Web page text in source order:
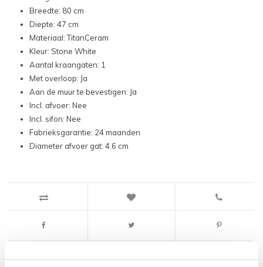
Breedte: 80 cm
Diepte: 47 cm
Materiaal: TitanCeram
Kleur: Stone White
Aantal kraangaten: 1
Met overloop: Ja
Aan de muur te bevestigen: Ja
Incl. afvoer: Nee
Incl. sifon: Nee
Fabrieksgarantie: 24 maanden
Diameter afvoer gat: 4.6 cm